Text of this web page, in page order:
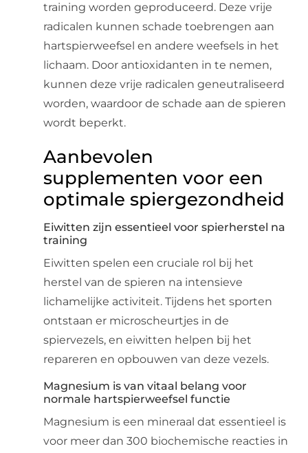
training worden geproduceerd. Deze vrije
radicalen kunnen schade toebrengen aan
hartspierweefsel en andere weefsels in het
lichaam. Door antioxidanten in te nemen,
kunnen deze vrije radicalen geneutraliseerd
worden, waardoor de schade aan de spieren
wordt beperkt.
Aanbevolen
supplementen voor een
optimale spiergezondheid
Eiwitten zijn essentieel voor spierherstel na
training
Eiwitten spelen een cruciale rol bij het
herstel van de spieren na intensieve
lichamelijke activiteit. Tijdens het sporten
ontstaan er microscheurtjes in de
spiervezels, en eiwitten helpen bij het
repareren en opbouwen van deze vezels.
Magnesium is van vitaal belang voor
normale hartspierweefsel functie
Magnesium is een mineraal dat essentieel is
voor meer dan 300 biochemische reacties in